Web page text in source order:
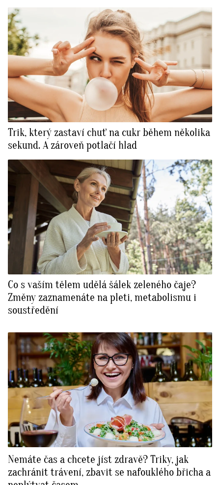
Trik, který zastaví chuť na cukr během několika
sekund. A zároveň potlačí hlad
Co s vaším tělem udělá šálek zeleného čaje?
Změny zaznamenáte na pleti, metabolismu i
soustředění
Nemáte čas a chcete jíst zdravě? Triky, jak
zachránit trávení, zbavit se nafouklého břicha a